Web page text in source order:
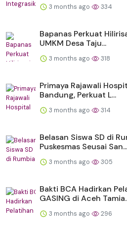
3 months ago 334
Bapanas Perkuat
UMKM Desa Taju...
3 months ago 318
Primaya Rajawali
Bandung, Perkuat L...
3 months ago 314
Belasan Siswa SD di
Puskesmas Seusai San...
3 months ago 305
Bakti BCA Hadirkan
GASING di Aceh
3 months ago 296